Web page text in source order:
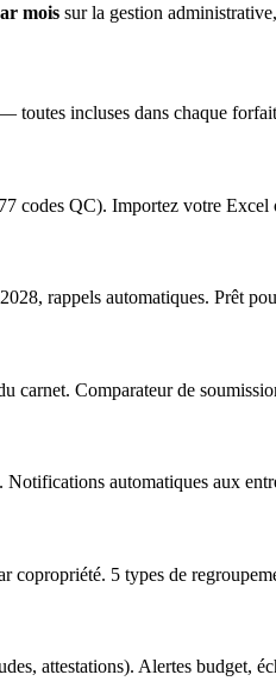
mois sur la gestion
incluses dans chaque
QC). Importez votre Excel
rappels automatiques. Prêt
carnet. Comparateur de
automatiques aux
5 types de
attestations). Alertes budget,